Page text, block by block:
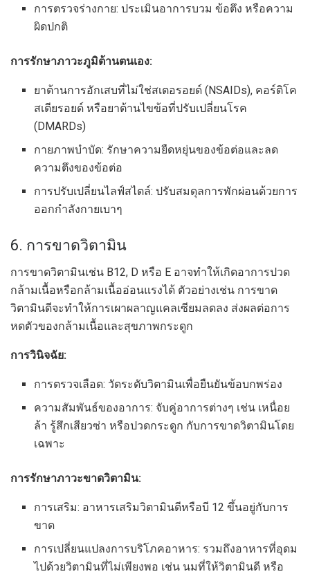
การตรวจร่างกาย: ประเมินอาการบวม ข้อตึง หรือความ
ผิดปกติ
การรักษาภาวะภูมิต้านตนเอง:
ยาต้านการอักเสบที่ไม่ใช่สเตอรอยด์ (NSAIDs), คอร์ติโค
สเตียรอยด์ หรือยาต้านไขข้อที่ปรับเปลี่ยนโรค
(DMARDs)
กายภาพบำบัด: รักษาความยืดหยุ่นของข้อต่อและลด
ความตึงของข้อต่อ
การปรับเปลี่ยนไลฟ์สไตล์: ปรับสมดุลการพักผ่อนด้วยการ
ออกกำลังกายเบาๆ
6. การขาดวิตามิน
การขาดวิตามินเช่น B12, D หรือ E อาจทำให้เกิดอาการปวด
กล้ามเนื้อหรือกล้ามเนื้ออ่อนแรงได้ ตัวอย่างเช่น การขาด
วิตามินดีจะทำให้การเผาผลาญแคลเซียมลดลง ส่งผลต่อการ
หดตัวของกล้ามเนื้อและสุขภาพกระดูก
การวินิจฉัย:
การตรวจเลือด: วัดระดับวิตามินเพื่อยืนยันข้อบกพร่อง
ความสัมพันธ์ของอาการ: จับคู่อาการต่างๆ เช่น เหนื่อย
ล้า รู้สึกเสียวซ่า หรือปวดกระดูก กับการขาดวิตามินโดย
เฉพาะ
การรักษาภาวะขาดวิตามิน:
การเสริม: อาหารเสริมวิตามินดีหรือบี 12 ขึ้นอยู่กับการ
ขาด
การเปลี่ยนแปลงการบริโภคอาหาร: รวมถึงอาหารที่อุดม
ไปด้วยวิตามินที่ไม่เพียงพอ เช่น นมที่ให้วิตามินดี หรือ